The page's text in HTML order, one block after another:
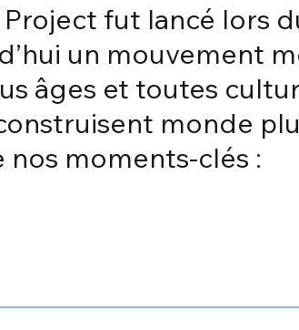
fut lancé lors
un mouvement
âges et toutes
monde
moments-clés :